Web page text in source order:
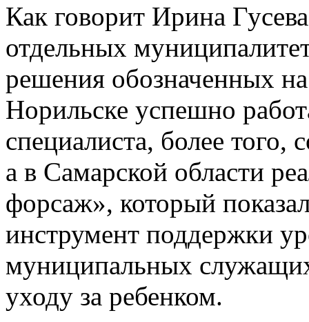
Как говорит Ирина
отдельных
решения обозначенных
Норильске успешно
специалиста, более того,
а в Самарской области
форсаж», который
инструмент поддержки
муниципальных
уходу за ребенком.